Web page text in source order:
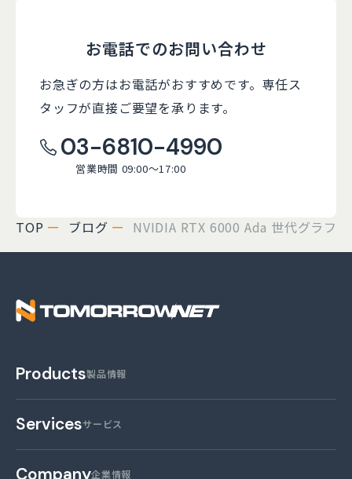
お電話でのお問い合わせ
お急ぎの方はお電話がおすすめです。 専任ス
タッフが直接ご要望を承ります。
03-6810-4990
営業時間 09:00～17:00
TOP ブログ NVIDIA RTX 6000 Ada 世代グラフ
株式会社トゥモロー
Products製品情報
Servicesサービス
Company企業情報